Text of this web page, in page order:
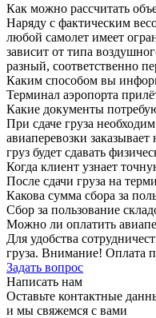
Как можно рассчитать
Наряду с фактическим
любой самолет имеет
зависит от типа
разный, соответственно
Каким способом вы
Терминал аэропорта
Какие документы
При сдаче груза
авиаперевозки
груз будет сдавать
Когда клиент узнает
После сдачи груза на
Какова сумма сбора за
Сбор за пользование
Можно ли оплатить
Для удобства
груза. Внимание! Оплата
Задать вопрос
Написать нам
Оставьте контактные
и мы свяжемся с вами